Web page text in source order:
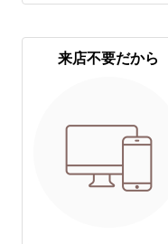
来店不要だから